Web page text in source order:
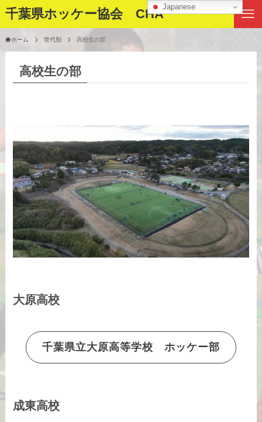
千葉県ホッケー協会 CHA
ホーム 世代別 高校生の部
高校生の部
大原高校
千葉県立大原高等学校 ホッケー部
成東高校
Japanese